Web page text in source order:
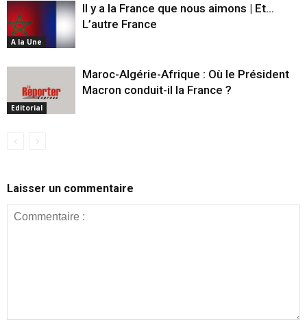
A la Une
Il y a la France que nous aimons | Et…
L’autre France
Editorial
Maroc-Algérie-Afrique : Où le Président
Macron conduit-il la France ?
Laisser un commentaire